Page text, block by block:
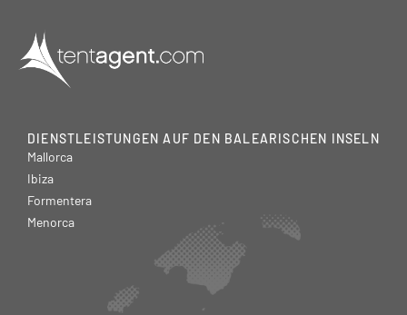
DIENSTLEISTUNGEN AUF DEN BALEARISCHEN INSELN
Mallorca
Ibiza
Formentera
Menorca